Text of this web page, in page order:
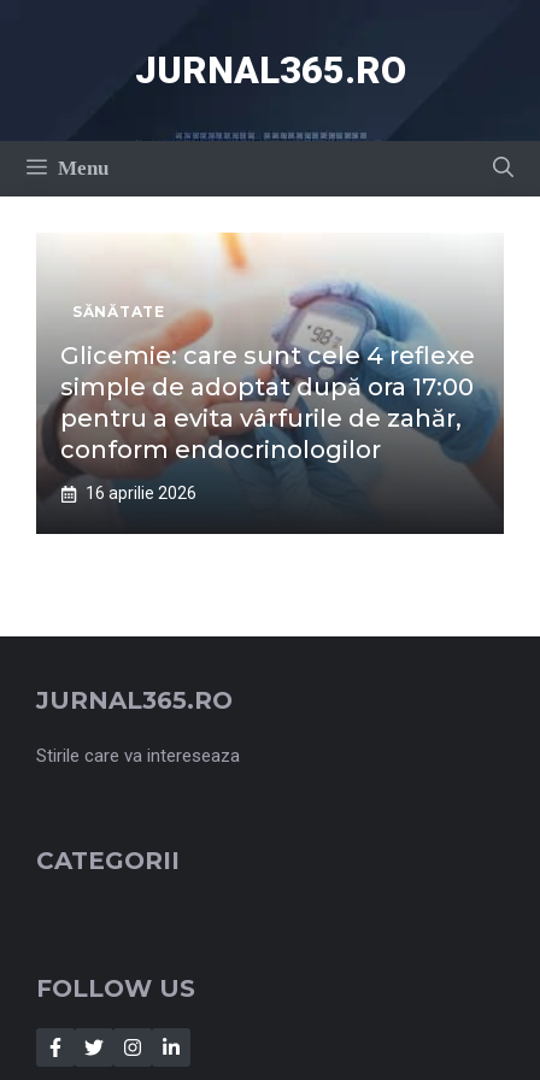
JURNAL365.RO
Menu
SĂNĂTATE
Glicemie: care sunt cele 4 reflexe
simple de adoptat după ora 17:00
pentru a evita vârfurile de zahăr,
conform endocrinologilor
16 aprilie 2026
JURNAL365.RO
Stirile care va intereseaza
CATEGORII
FOLLOW US